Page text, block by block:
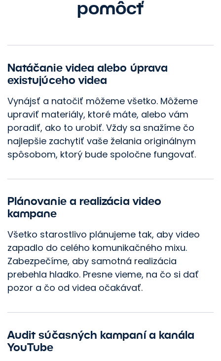
pomôcť
Natáčanie videa alebo úprava
existujúceho videa
Vynájsť a natočiť môžeme všetko. Môžeme
upraviť materiály, ktoré máte, alebo vám
poradiť, ako to urobiť. Vždy sa snažíme čo
najlepšie zachytiť vaše želania originálnym
spôsobom, ktorý bude spoločne fungovať.
Plánovanie a realizácia video
kampane
Všetko starostlivo plánujeme tak, aby video
zapadlo do celého komunikačného mixu.
Zabezpečíme, aby samotná realizácia
prebehla hladko. Presne vieme, na čo si dať
pozor a čo od videa očakávať.
Audit súčasných kampaní a kanála
YouTube
Posuňme váš
marketing dopredu.
Kontaktujte nás